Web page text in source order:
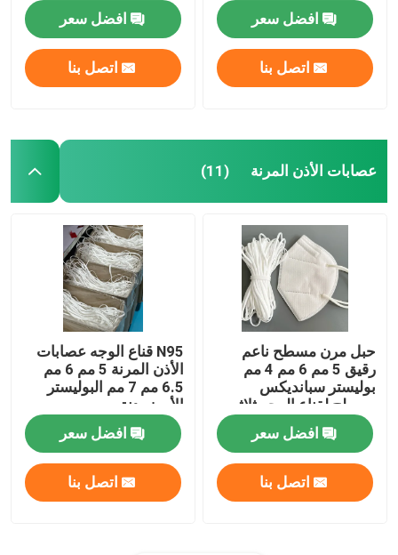
افضل سعر
اتصل بنا
افضل سعر
اتصل بنا
عصابات الأذن المرنة (11)
حبل مرن مسطح ناعم
رقيق 5 مم 6 مم 4 مم
بوليستر سبانديكس
مسطح لقناع الوجه ثلاثي
الأبعاد
افضل سعر
اتصل بنا
N95 قناع الوجه عصابات
الأذن المرنة 5 مم 6 مم
6.5 مم 7 مم البوليستر
الأبيض دنة
افضل سعر
اتصل بنا